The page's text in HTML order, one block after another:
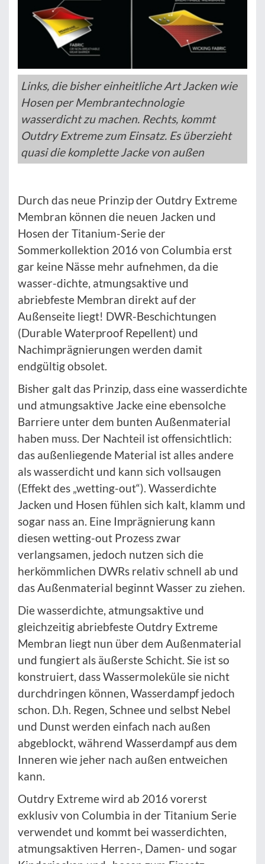
Links, die bisher einheitliche Art Jacken wie
Hosen per Membrantechnologie
wasserdicht zu machen. Rechts, kommt
Outdry Extreme zum Einsatz. Es überzieht
quasi die komplette Jacke von außen
Durch das neue Prinzip der Outdry Extreme
Membran können die neuen Jacken und
Hosen der Titanium-Serie der
Sommerkollektion 2016 von Columbia erst
gar keine Nässe mehr aufnehmen, da die
wasser-dichte, atmungsaktive und
abriebfeste Membran direkt auf der
Außenseite liegt! DWR-Beschichtungen
(Durable Waterproof Repellent) und
Nachimprägnierungen werden damit
endgültig obsolet.
Bisher galt das Prinzip, dass eine wasserdichte
und atmungsaktive Jacke eine ebensolche
Barriere unter dem bunten Außenmaterial
haben muss. Der Nachteil ist offensichtlich:
das außenliegende Material ist alles andere
als wasserdicht und kann sich vollsaugen
(Effekt des „wetting-out“). Wasserdichte
Jacken und Hosen fühlen sich kalt, klamm und
sogar nass an. Eine Imprägnierung kann
diesen wetting-out Prozess zwar
verlangsamen, jedoch nutzen sich die
herkömmlichen DWRs relativ schnell ab und
das Außenmaterial beginnt Wasser zu ziehen.
Die wasserdichte, atmungsaktive und
gleichzeitig abriebfeste Outdry Extreme
Membran liegt nun über dem Außenmaterial
und fungiert als äußerste Schicht. Sie ist so
konstruiert, dass Wassermoleküle sie nicht
durchdringen können, Wasserdampf jedoch
schon. D.h. Regen, Schnee und selbst Nebel
und Dunst werden einfach nach außen
abgeblockt, während Wasserdampf aus dem
Inneren wie jeher nach außen entweichen
kann.
Outdry Extreme wird ab 2016 vorerst
exklusiv von Columbia in der Titanium Serie
verwendet und kommt bei wasserdichten,
atmungsaktiven Herren-, Damen- und sogar